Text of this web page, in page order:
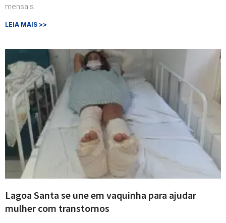
mensais.
LEIA MAIS >>
Lagoa Santa se une em vaquinha para ajudar
mulher com transtornos